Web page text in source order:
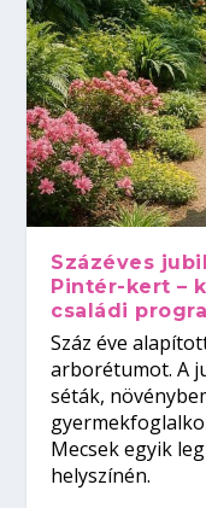
Százéves
Pintér-kert –
családi
Száz éve
arborétumot. A
séták,
Mecsek egyik
helyszínén.